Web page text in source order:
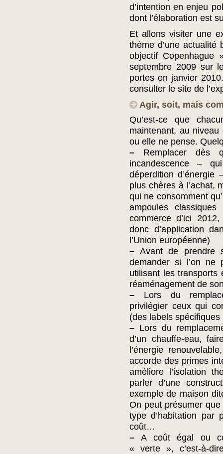
d’intention en enjeu
dont l’élaboration est
Et allons visiter une
thème d’une actualité
objectif Copenhague
septembre 2009 sur
portes en janvier
consulter le site de
Agir, soit, mais
Qu’est-ce que
maintenant, au
ou elle ne pense.
– Remplacer dès
incandescence –
déperdition d’énergie
plus chères à l’achat,
qui ne consomment
ampoules
commerce d’ici
donc d’application
l’Union européenne)
– Avant de prendre
demander si l’on
utilisant les transports
réaménagement de
– Lors du
privilégier ceux qui
(des labels
– Lors du
d’un chauffe-eau,
l’énergie
accorde des primes
améliore l’isolation
parler d’une
exemple de maison
On peut présumer
type d’habitation par
coût…
– A coût égal ou
« verte », c’est-à-